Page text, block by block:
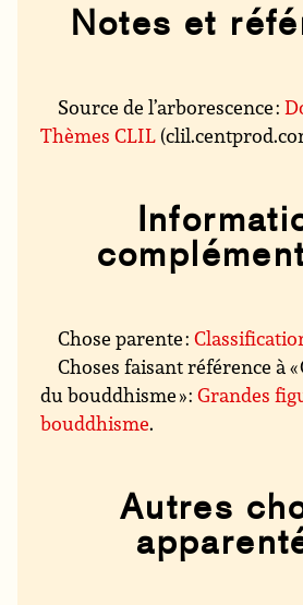
Notes et
Source de l’arborescence :
Thèmes CLIL
Chose parente :
Choses faisant référence à
du bouddhisme » :Grandes
bouddhisme.
Autres